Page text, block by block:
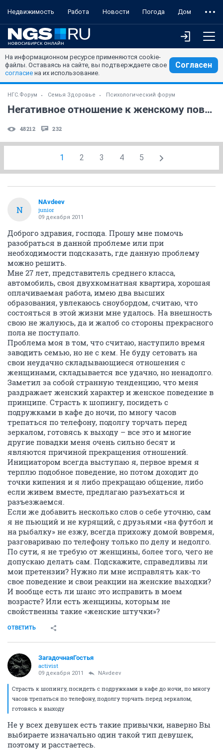
Недвижимость Работа Новости Погода Дом
На информационном ресурсе применяются cookie-
файлы. Оставаясь на сайте, вы подтверждаете свое
согласие на их использование.
Согласен
НГС.Форум Семья Здоровье Психологический форум
Негативное отношение к женскому поведению
48212 232
1 2 3 4 5
N
NAvdeev
junior
09 декабря 2011
Доброго здравия, господа. Прошу мне помочь
разобраться в данной проблеме или при
необходимости подсказать, где данную проблему
можно решить.
Мне 27 лет, представитель среднего класса,
автомобиль, своя двухкомнатная квартира, хорошая
оплачиваемая работа, имею два высших
образования, увлекаюсь сноубордом, считаю, что
состояться в этой жизни мне удалось. На внешность
свою не жалуюсь, да и жалоб со стороны прекрасного
пола не поступало.
Проблема моя в том, что считаю, наступило время
заводить семью, но не с кем. Не буду сетовать на
свои неудачно складывающиеся отношения с
женщинами, складывается все удачно, но ненадолго.
Заметил за собой странную тенденцию, что меня
раздражает женский характер и женское поведение в
принципе. Страсть к шопингу, посидеть с
подружками в кафе до ночи, по многу часов
трепаться по телефону, подолгу торчать перед
зеркалом, готовясь к выходу – все это и многие
другие повадки меня очень сильно бесят и
являются причиной прекращения отношений.
Инициатором всегда выступаю я, первое время я
терплю подобное поведение, но потом доходит до
точки кипения и я либо прекращаю общение, либо
если живем вместе, предлагаю разъехаться и
разъезжаемся.
Если же добавить несколько слов о себе уточню, сам
я не пьющий и не курящий, с друзьями «на футбол и
на рыбалку» не езжу, всегда прихожу домой вовремя,
разговариваю по телефону только по делу и недолго.
По сути, я не требую от женщины, более того, чего не
допускаю делать сам. Подскажите, справедливы ли
мои претензии? Нужно ли мне исправлять как-то
свое поведение и свои реакции на женские выходки?
И вообще есть ли шанс это исправить в моем
возрасте? Или есть женщины, которым не
свойственны такие «женские штучки»?
ОТВЕТИТЬ
ЗагадочнаяГостья
activist
09 декабря 2011 NAvdeev
Страсть к шопингу, посидеть с подружками в кафе до ночи, по многу
часов трепаться по телефону, подолгу торчать перед зеркалом,
готовясь к выходу
Не у всех девушек есть такие привычки, наверно Вы
выбираете изначально один такой тип девушек,
поэтому и расстаетесь.